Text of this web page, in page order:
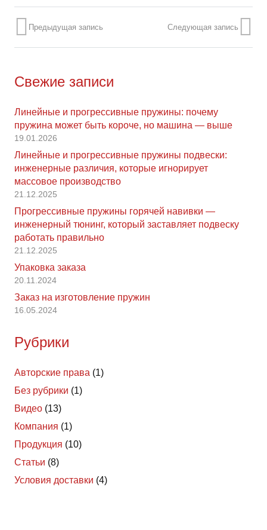
Предыдущая запись Следующая запись
Свежие записи
Линейные и прогрессивные пружины: почему
пружина может быть короче, но машина — выше
19.01.2026
Линейные и прогрессивные пружины подвески:
инженерные различия, которые игнорирует
массовое производство
21.12.2025
Прогрессивные пружины горячей навивки —
инженерный тюнинг, который заставляет подвеску
работать правильно
21.12.2025
Упаковка заказа
20.11.2024
Заказ на изготовление пружин
16.05.2024
Рубрики
Авторские права (1)
Без рубрики (1)
Видео (13)
Компания (1)
Продукция (10)
Статьи (8)
Условия доставки (4)